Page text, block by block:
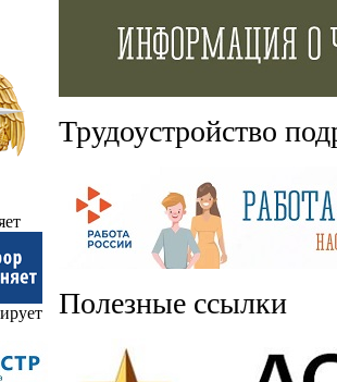
Трудоустройство
Полезные ссылки